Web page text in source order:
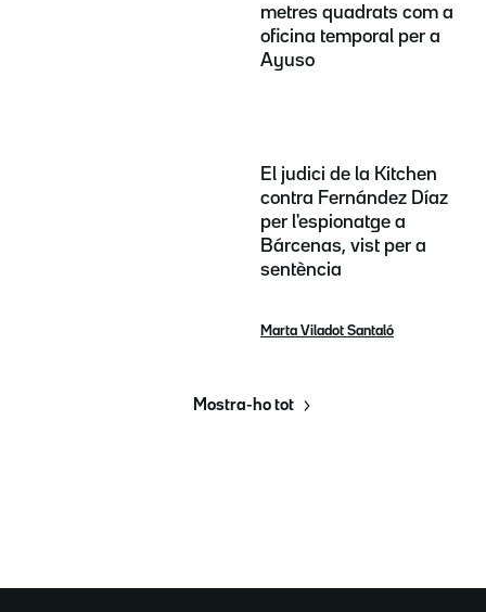
metres quadrats com a
oficina temporal per a
Ayuso
El judici de la Kitchen
contra Fernández Díaz
per l'espionatge a
Bárcenas, vist per a
sentència
Marta Viladot Santaló
Mostra-ho tot